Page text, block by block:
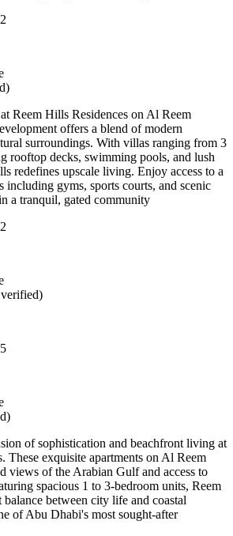
Reem Hills Residences on Al Reem
offers a blend of modern
surroundings. With villas ranging from 3
rooftop decks, swimming pools, and lush
redefines upscale living. Enjoy access to a
including gyms, sports courts, and scenic
a tranquil, gated community
of sophistication and beachfront living at
These exquisite apartments on Al Reem
views of the Arabian Gulf and access to
spacious 1 to 3-bedroom units, Reem
between city life and coastal
of Abu Dhabi's most sought-after